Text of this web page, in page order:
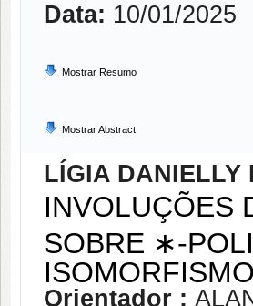
Data: 10/01/2025
Mostrar Resumo
Mostrar Abstract
LÍGIA DANIELLY
INVOLUÇÕES
SOBRE ∗-
Orientador :